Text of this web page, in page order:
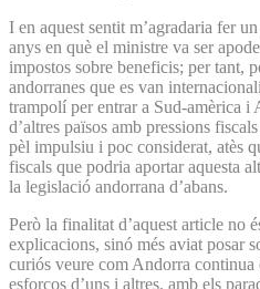
I en aquest sentit m’agradaria fer
anys en què el ministre va ser
impostos sobre beneficis; per tant,
andorranes que es van
trampolí per entrar a Sud-amèrica i
d’altres països amb pressions
pèl impulsiu i poc considerat, atès
fiscals que podria aportar aquesta
la legislació andorrana d’abans.
Però la finalitat d’aquest article no
explicacions, sinó més aviat posar
curiós veure com Andorra continua
esforços d’uns i altres, amb els